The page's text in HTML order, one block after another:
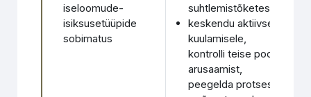
iseloomude-
isiksusetüüpide
sobimatus
suhtlemistõketest
keskendu aktiivsele
kuulamisele,
kontrolli teise poole
arusaamist,
peegelda protsessi